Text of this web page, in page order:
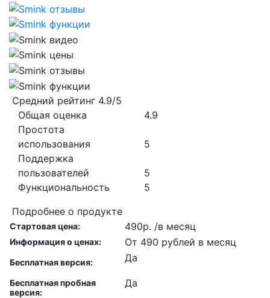
Средний рейтинг 4.9/5
Общая оценка
4.9
Простота
использования
5
Поддержка
пользователей
5
Функциональность
5
Подробнее о продукте
Стартовая цена: 490р. /в месяц
Информация о ценах: От 490 рублей в месяц
Бесплатная версия: Да
Бесплатная пробная
версия:
Да